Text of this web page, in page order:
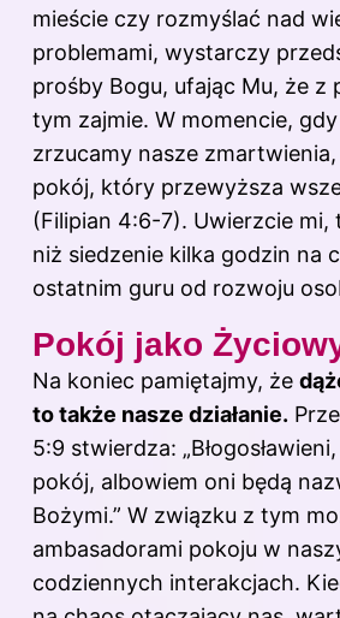
mieście czy rozmyślać nad
problemami, wystarczy
prośby Bogu, ufając Mu, że z
tym zajmie. W momencie,
zrzucamy nasze
pokój, który przewyższa
(Filipian 4:6-7). Uwierzcie mi,
niż siedzenie kilka godzin na
ostatnim guru od rozwoju
Pokój jako
Na koniec pamiętajmy, że
to także nasze działanie.
5:9 stwierdza:
pokój, albowiem oni będą
Bożymi.” W związku z tym
ambasadorami pokoju w
codziennych interakcjach.